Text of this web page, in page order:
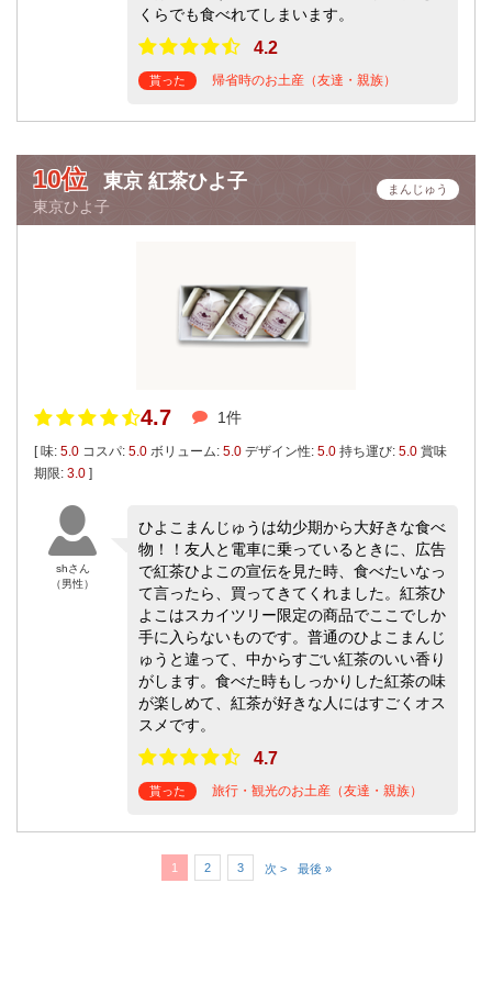
くらでも食べれてしまいます。
4.2
貰った 帰省時のお土産（友達・親族）
10位 東京 紅茶ひよ子
東京ひよ子
まんじゅう
4.7 1件
[ 味: 5.0 コスパ: 5.0 ボリューム: 5.0 デザイン性: 5.0 持ち運び: 5.0 賞味
期限: 3.0 ]
shさん
（男性）
ひよこまんじゅうは幼少期から大好きな食べ
物！！友人と電車に乗っているときに、広告
で紅茶ひよこの宣伝を見た時、食べたいなっ
て言ったら、買ってきてくれました。紅茶ひ
よこはスカイツリー限定の商品でここでしか
手に入らないものです。普通のひよこまんじ
ゅうと違って、中からすごい紅茶のいい香り
がします。食べた時もしっかりした紅茶の味
が楽しめて、紅茶が好きな人にはすごくオス
スメです。
4.7
貰った 旅行・観光のお土産（友達・親族）
1 2 3 次 > 最後 »